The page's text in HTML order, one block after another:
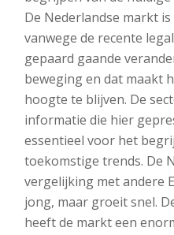
De Nederlandse markt
vanwege de recente
gepaard gaande
beweging en dat maakt
hoogte te blijven. De
informatie die hier
essentieel voor het
toekomstige trends. De
vergelijking met andere
jong, maar groeit snel.
heeft de markt een